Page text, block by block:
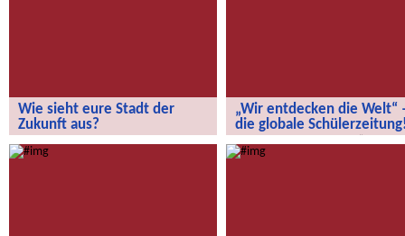
Wie sieht eure Stadt der
Zukunft aus?
„Wir entdecken die Welt“
die globale
globale Schülerzeitung!